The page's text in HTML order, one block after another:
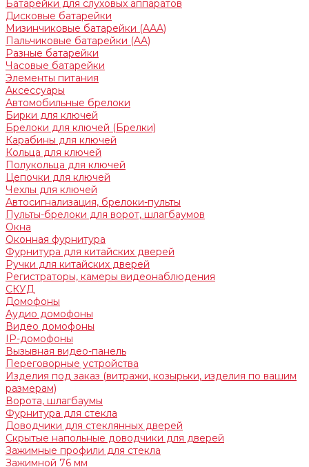
Батарейки для слуховых аппаратов
Дисковые батарейки
Мизинчиковые батарейки (AAA)
Пальчиковые батарейки (AA)
Разные батарейки
Часовые батарейки
Элементы питания
Аксессуары
Автомобильные брелоки
Бирки для ключей
Брелоки для ключей (Брелки)
Карабины для ключей
Кольца для ключей
Полукольца для ключей
Цепочки для ключей
Чехлы для ключей
Автосигнализация, брелоки-пульты
Пульты-брелоки для ворот, шлагбаумов
Окна
Оконная фурнитура
Фурнитура для китайских дверей
Ручки для китайских дверей
Регистраторы, камеры видеонаблюдения
СКУД
Домофоны
Аудио домофоны
Видео домофоны
IP-домофоны
Вызывная видео-панель
Переговорные устройства
Изделия под заказ (витражи, козырьки, изделия по вашим
размерам)
Ворота, шлагбаумы
Фурнитура для стекла
Доводчики для стеклянных дверей
Скрытые напольные доводчики для дверей
Зажимные профили для стекла
Зажимной 76 мм